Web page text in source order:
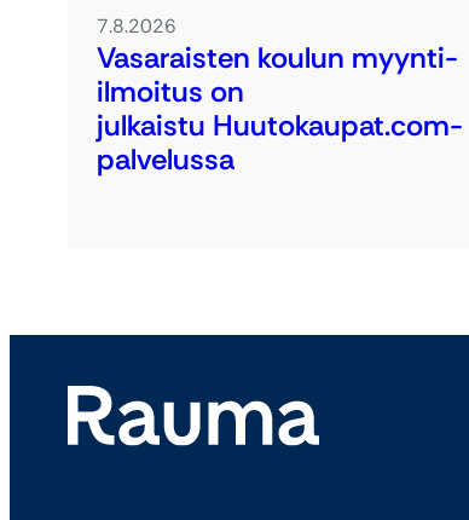
7.8.2026
Vasaraisten koulun myynti-
ilmoitus on
julkaistu Huutokaupat.com-
palvelussa